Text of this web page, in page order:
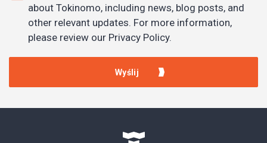
about Tokinomo, including news, blog posts, and
other relevant updates. For more information,
please review our Privacy Policy.